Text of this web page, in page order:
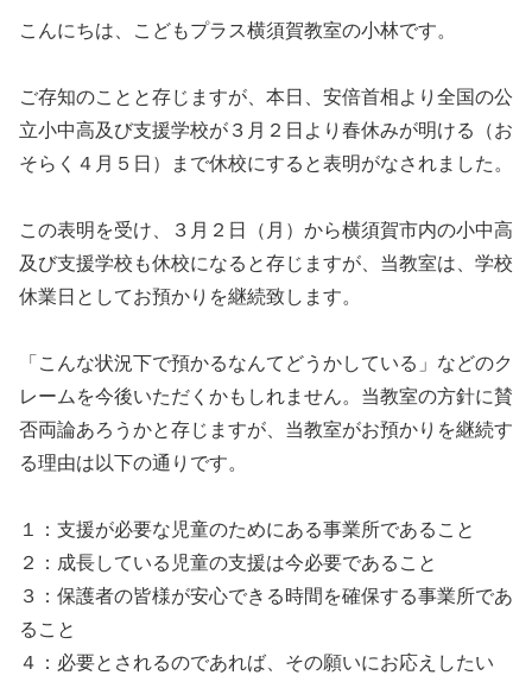
こんにちは、こどもプラス横須賀教室の小林です。
ご存知のことと存じますが、本日、安倍首相より全国の公
立小中高及び支援学校が３月２日より春休みが明ける（お
そらく４月５日）まで休校にすると表明がなされました。
この表明を受け、３月２日（月）から横須賀市内の小中高
及び支援学校も休校になると存じますが、当教室は、学校
休業日としてお預かりを継続致します。
「こんな状況下で預かるなんてどうかしている」などのク
レームを今後いただくかもしれません。当教室の方針に賛
否両論あろうかと存じますが、当教室がお預かりを継続す
る理由は以下の通りです。
１：支援が必要な児童のためにある事業所であること
２：成長している児童の支援は今必要であること
３：保護者の皆様が安心できる時間を確保する事業所であ
ること
４：必要とされるのであれば、その願いにお応えしたい